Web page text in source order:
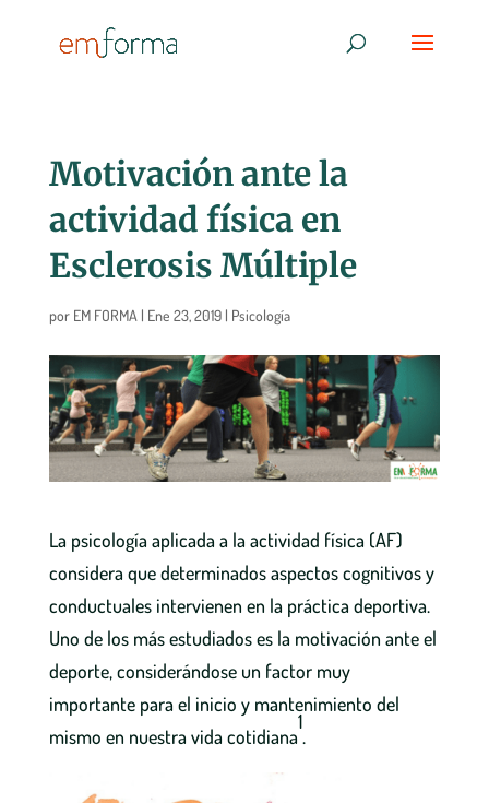
Motivación ante la
actividad física en
Esclerosis Múltiple
por EM FORMA | Ene 23, 2019| Psicología
La psicología aplicada a la actividad física (AF)
considera que determinados aspectos cognitivos y
conductuales intervienen en la práctica deportiva.
Uno de los más estudiados es la motivación ante el
deporte, considerándose un factor muy
importante para el inicio y mantenimiento del
mismo en nuestra vida cotidiana
1
.